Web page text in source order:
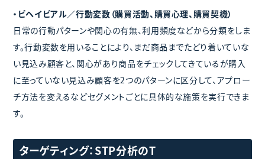
・ビヘイビアル／行動変数（購買活動、購買心理、購買契機）
日常の行動パターンや関心の有無、利用頻度などから分類をしま
す。行動変数を用いることにより、まだ商品までたどり着いていな
い見込み顧客と、関心があり商品をチェックしてきているが購入
に至っていない見込み顧客を2つのパターンに区分して、アプロー
チ方法を変えるなどセグメントごとに具体的な施策を実行できま
す。
ターゲティング：STP分析のT